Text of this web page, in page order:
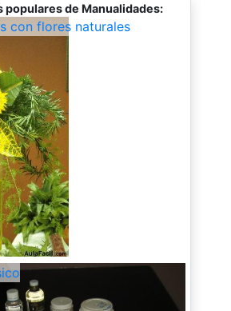
populares de Manualidades:
con flores naturales